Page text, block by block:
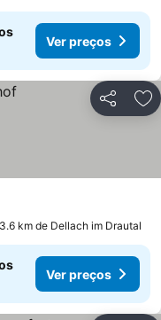
Ver preços
Partilhar
km de Dellach im Drautal
Ver preços